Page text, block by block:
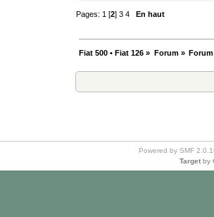
Pages: 1 [2]3 4 En haut
Fiat 500 • Fiat 126 » Forum»
Powered by SMF
Target by